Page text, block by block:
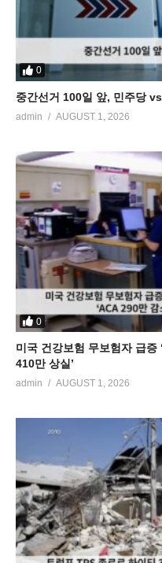
0
중간선거 100일 앞, 민주당
admin AUGUST 1, 2026
0
미국 건강보험 무보험자 급증
410만 상실’
admin AUGUST 1, 2026